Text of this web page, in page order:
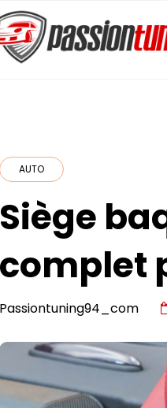
AUTO
Siège
complet
Passiontuning94_com